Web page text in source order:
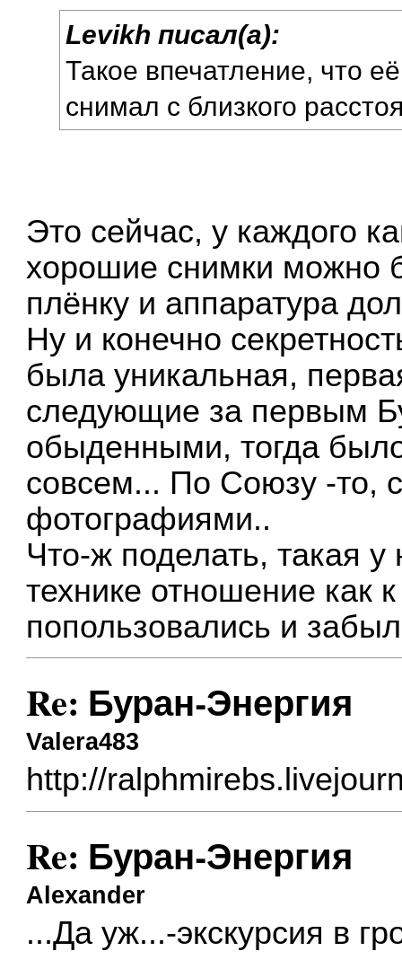
Levikh писал(а):
Такое впечатление, что
снимал с близкого
Это сейчас, у каждого
хорошие снимки можно
плёнку и аппаратура
Ну и конечно
была уникальная,
следующие за первым
обыденными, тогда
совсем... По Союзу -то,
фотографиями..
Что-ж поделать, такая
технике отношение как
попользовались и
Re: Буран-Энергия
Valera483
http://
Re: Буран-Энергия
Alexander
...Да уж...-экскурсия в